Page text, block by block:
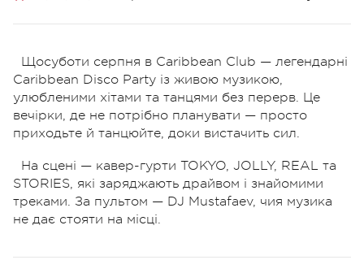
Щосуботи серпня в Caribbean Club — легендарні
Caribbean Disco Party із живою музикою,
улюбленими хітами та танцями без перерв. Це
вечірки, де не потрібно планувати — просто
приходьте й танцюйте, доки вистачить сил.
На сцені — кавер-гурти TOKYO, JOLLY, REAL та
STORIES, які заряджають драйвом і знайомими
треками. За пультом — DJ Mustafaev, чия музика
не дає стояти на місці.